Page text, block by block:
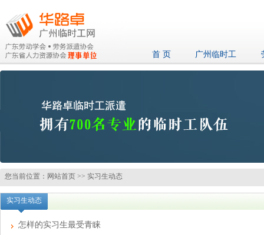
首 页 广州临时工
您当前位置： 网站首页 >> 实习生动态
实习生动态
怎样的实习生最受青睐